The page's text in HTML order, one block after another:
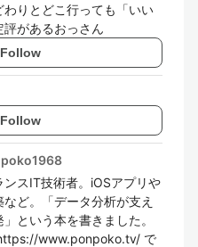
わりとどこ行っても「いい
があるおっさん
Follow
Follow
スIT技術者。iOSアプリや
ど。「データ分析が支え
という本を書きました。
www.ponpoko.tv/ で